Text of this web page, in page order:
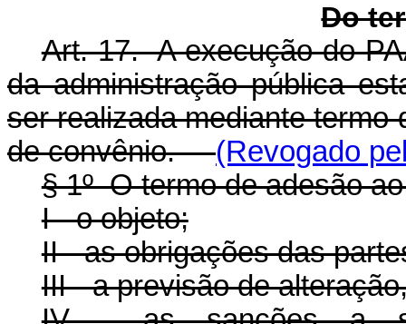
Do
Art. 17. A execução do
da administração pública
ser realizada mediante termo
de convênio.(Revogado
§ 1º O termo de adesão
I - o objeto;
II - as obrigações das
III - a previsão de